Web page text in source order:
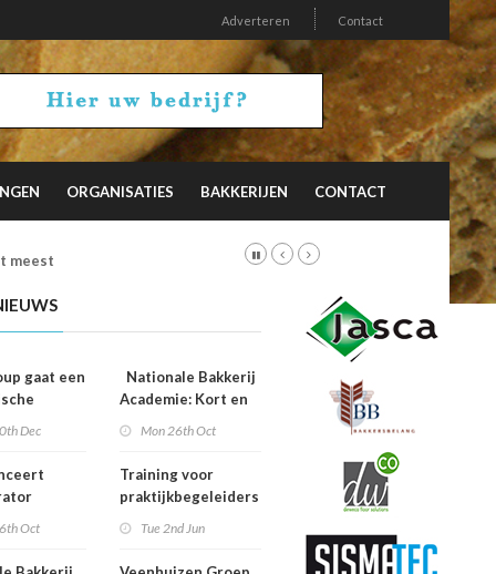
Adverteren Contact
ORGANISATIES BAKKERIJEN CONTACT
meest
gaat een
Dec
Oct
Nationale Bakkerij
Academie: Kort en
Mon 26th Oct
Training voor
praktijkbegeleiders
studenten
Tue 2nd Jun